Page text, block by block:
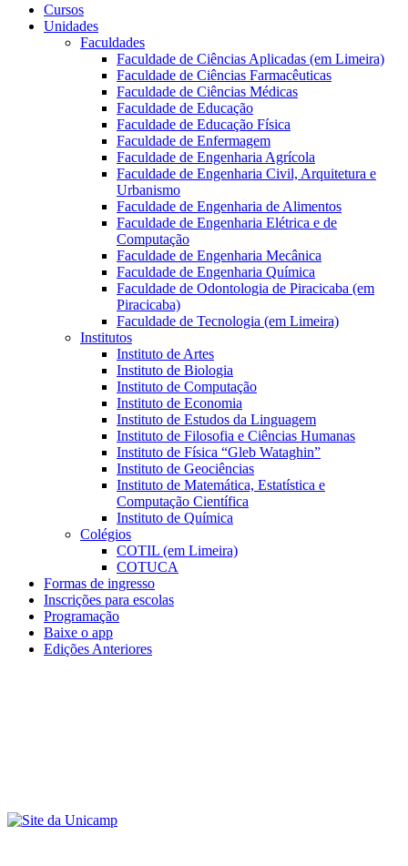
Cursos
Unidades
Faculdades
Faculdade de Ciências Aplicadas (em Limeira)
Faculdade de Ciências Farmacêuticas
Faculdade de Ciências Médicas
Faculdade de Educação
Faculdade de Educação Física
Faculdade de Enfermagem
Faculdade de Engenharia Agrícola
Faculdade de Engenharia Civil, Arquitetura e
Urbanismo
Faculdade de Engenharia de Alimentos
Faculdade de Engenharia Elétrica e de
Computação
Faculdade de Engenharia Mecânica
Faculdade de Engenharia Química
Faculdade de Odontologia de Piracicaba (em
Piracicaba)
Faculdade de Tecnologia (em Limeira)
Institutos
Instituto de Artes
Instituto de Biologia
Instituto de Computação
Instituto de Economia
Instituto de Estudos da Linguagem
Instituto de Filosofia e Ciências Humanas
Instituto de Física “Gleb Wataghin”
Instituto de Geociências
Instituto de Matemática, Estatística e
Computação Científica
Instituto de Química
Colégios
COTIL (em Limeira)
COTUCA
Formas de ingresso
Inscrições para escolas
Programação
Baixe o app
Edições Anteriores